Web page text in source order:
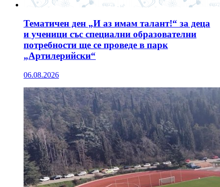
Тематичен ден „И аз имам талант!“ за деца
и ученици със специални образователни
потребности ще се проведе в парк
„Артилерийски“
06.08.2026